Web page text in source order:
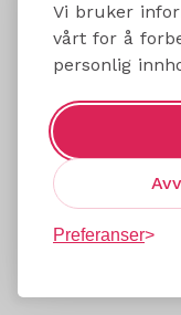
Vi bruker
vårt for å
personlig
Preferanser